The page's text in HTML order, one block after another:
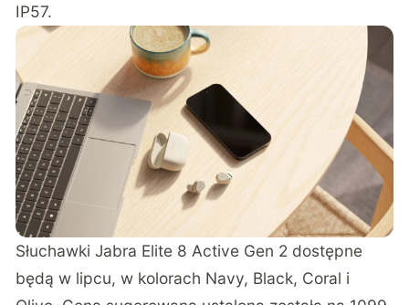
IP57.
Słuchawki Jabra Elite 8 Active Gen 2 dostępne
będą w lipcu, w kolorach Navy, Black, Coral i